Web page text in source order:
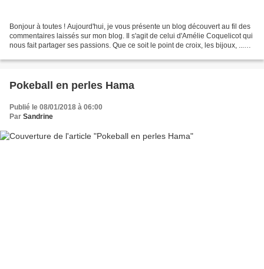
Bonjour à toutes ! Aujourd'hui, je vous présente un blog découvert au fil des
commentaires laissés sur mon blog. Il s'agit de celui d'Amélie Coquelicot qui
nous fait partager ses passions. Que ce soit le point de croix, les bijoux, ...
Pokeball en perles Hama
Publié le 08/01/2018 à 06:00
Par Sandrine